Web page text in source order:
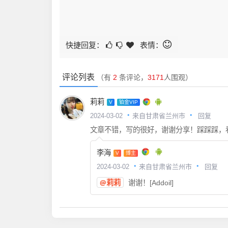
快捷回复： 表情：
评论列表 （有 2 条评论， 3171人围观）
莉莉 V 铂金VIP
2024-03-02 来自甘肃省兰州市 回复
文章不错，写的很好，谢谢分享！踩踩踩
李海 V 博主
2024-03-02 来自甘肃省兰州市 回复
@莉莉 谢谢！[Addoil]